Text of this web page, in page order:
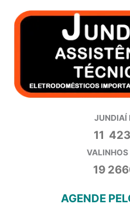
para
JUNDIAÍ
11
VALINHOS
19
AGENDE